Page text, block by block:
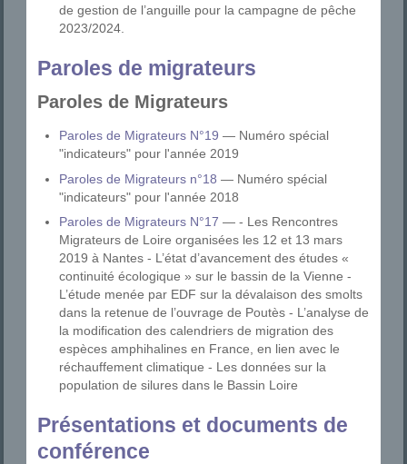
de gestion de l’anguille pour la campagne de pêche
2023/2024.
Paroles de migrateurs
Paroles de Migrateurs
Paroles de Migrateurs N°19 — Numéro spécial
"indicateurs" pour l'année 2019
Paroles de Migrateurs n°18 — Numéro spécial
"indicateurs" pour l'année 2018
Paroles de Migrateurs N°17 — - Les Rencontres
Migrateurs de Loire organisées les 12 et 13 mars
2019 à Nantes - L’état d’avancement des études «
continuité écologique » sur le bassin de la Vienne -
L’étude menée par EDF sur la dévalaison des smolts
dans la retenue de l’ouvrage de Poutès - L’analyse de
la modification des calendriers de migration des
espèces amphihalines en France, en lien avec le
réchauffement climatique - Les données sur la
population de silures dans le Bassin Loire
Présentations et documents de
conférence